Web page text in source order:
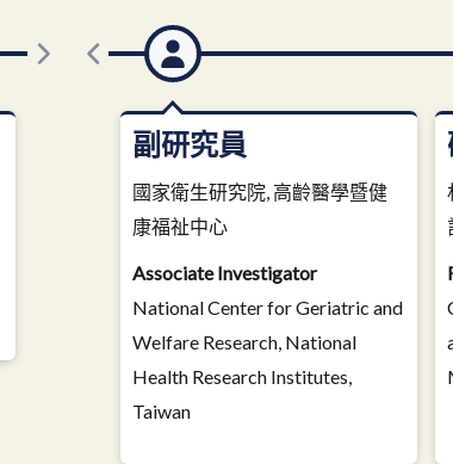
副研究員
國家衛生研究院, 高齡醫學暨健
康福祉中心
Associate Investigator
National Center for Geriatric and
Welfare Research, National
Health Research Institutes,
Taiwan